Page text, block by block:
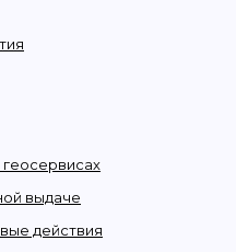
выдаче
действия